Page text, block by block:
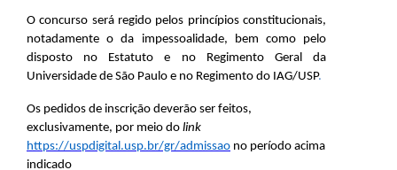
O concurso será regido pelos princípios constitucionais,
notadamente o da impessoalidade, bem como pelo
disposto no Estatuto e no Regimento Geral da
Universidade de São Paulo e no Regimento do IAG/USP.
Os pedidos de inscrição deverão ser feitos,
exclusivamente, por meio do link
https://uspdigital.usp.br/gr/admissao no período acima
indicado